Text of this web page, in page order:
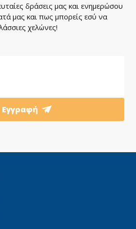
δράσεις μας και ενημερώσου
μας και πως μπορείς εσύ να
χελώνες!
Εγγραφή